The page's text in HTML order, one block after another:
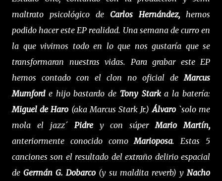
maltrato psicológico de Carlos Hernández, hemos
podido hacer este EP realidad. Una semana de curro en
la que vivimos todo en lo que nos gustaría que se
transformaran nuestras vidas. Para grabar este EP
hemos contado con el clon no oficial deMarcus
Mumforde hijo bastardo de Tony Starka la batería:
Miguel de Haro (aka Marcus Stark Jr.)Álvaro `solo me
mola el jazz´ Pidrey con súperMario Martín,
anteriormente conocido comoMarioposa. Estas 5
canciones son el resultado del extraño delirio espacial
de Germán G. Dobarco (y su maldita reverb) y Nacho